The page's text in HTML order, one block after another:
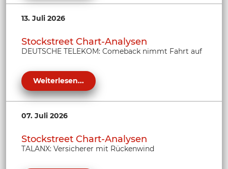
13. Juli 2026
Stockstreet Chart-Analysen
DEUTSCHE TELEKOM: Comeback nimmt Fahrt auf
Weiterlesen...
07. Juli 2026
Stockstreet Chart-Analysen
TALANX: Versicherer mit Rückenwind